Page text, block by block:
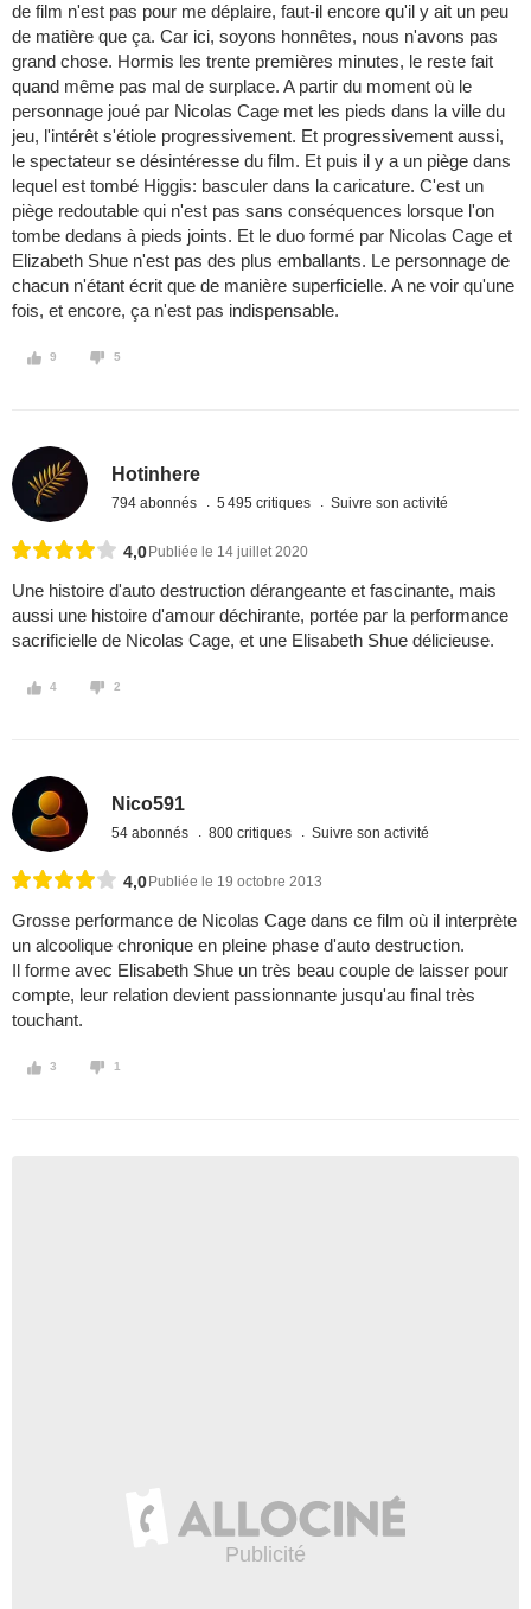
de film n'est pas pour me déplaire, faut-il encore qu'il y ait un peu
de matière que ça. Car ici, soyons honnêtes, nous n'avons pas
grand chose. Hormis les trente premières minutes, le reste fait
quand même pas mal de surplace. A partir du moment où le
personnage joué par Nicolas Cage met les pieds dans la ville du
jeu, l'intérêt s'étiole progressivement. Et progressivement aussi,
le spectateur se désintéresse du film. Et puis il y a un piège dans
lequel est tombé Higgis: basculer dans la caricature. C'est un
piège redoutable qui n'est pas sans conséquences lorsque l'on
tombe dedans à pieds joints. Et le duo formé par Nicolas Cage et
Elizabeth Shue n'est pas des plus emballants. Le personnage de
chacun n'étant écrit que de manière superficielle. A ne voir qu'une
fois, et encore, ça n'est pas indispensable.
9 5
Hotinhere
794 abonnés 5 495 critiques Suivre son activité
4,0 Publiée le 14 juillet 2020
Une histoire d'auto destruction dérangeante et fascinante, mais
aussi une histoire d'amour déchirante, portée par la performance
sacrificielle de Nicolas Cage, et une Elisabeth Shue délicieuse.
4 2
Nico591
54 abonnés 800 critiques Suivre son activité
4,0 Publiée le 19 octobre 2013
Grosse performance de Nicolas Cage dans ce film où il interprète
un alcoolique chronique en pleine phase d'auto destruction.
Il forme avec Elisabeth Shue un très beau couple de laisser pour
compte, leur relation devient passionnante jusqu'au final très
touchant.
3 1